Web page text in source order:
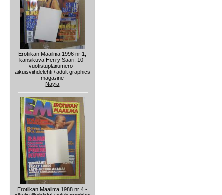
Erotiikan Maailma 1996 nr 1,
kansikuva Henry Saari, 10-
vuotistuplanumero -
aikuisviihdelehti / adult graphics
magazine
Näytä
Erotiikan Maailma 1988 nr 4 -